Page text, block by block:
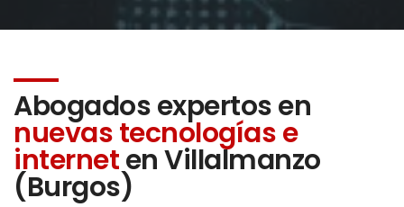
Abogados expertos en
nuevas tecnologías e
interneten Villalmanzo
(Burgos)